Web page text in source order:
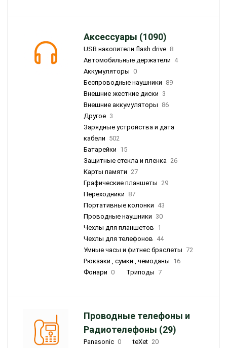
Аксессуары (1090)
USB накопители flash drive 8
Автомобильные держатели 4
Аккумуляторы 0
Беспроводные наушники 89
Внешние жесткие диски 3
Внешние аккумуляторы 86
Другое 3
Зарядные устройства и дата
кабели 502
Батарейки 15
Защитные стекла и пленка 26
Карты памяти 27
Графические планшеты 29
Переходники 87
Портативные колонки 43
Проводные наушники 30
Чехлы для планшетов 1
Чехлы для телефонов 44
Умные часы и фитнес браслеты 72
Рюкзаки , сумки , чемоданы 16
Фонари 0 Триподы 7
Проводные телефоны и
Радиотелефоны (29)
Panasonic 0 teXet 20